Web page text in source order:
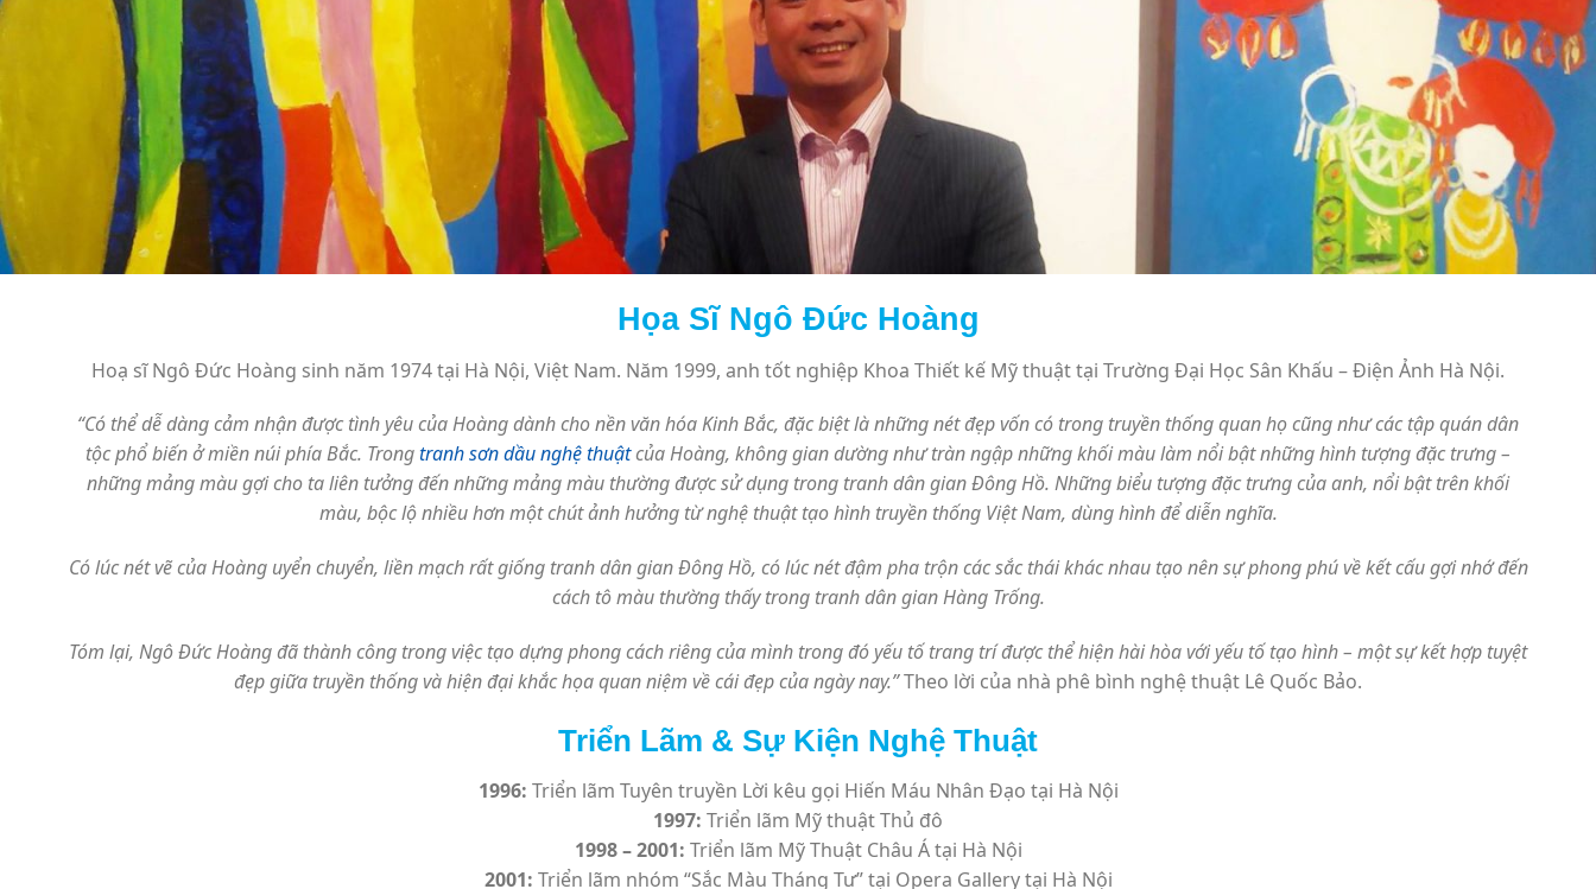
Họa Sĩ Ngô Đức Hoàng
Hoạ sĩ Ngô Đức Hoàng sinh năm 1974 tại Hà Nội, Việt Nam. Năm 1999, anh tốt nghiệp Khoa Thiết kế Mỹ thuật tại Trường Đại Học Sân Khấu – Điện Ảnh Hà Nội.
“Có thể dễ dàng cảm nhận được tình yêu của Hoàng dành cho nền văn hóa Kinh Bắc, đặc biệt là những nét đẹp vốn có trong truyền thống quan họ cũng như các tập quán dân
tộc phổ biến ở miền núi phía Bắc. Trongtranh sơn dầu nghệ thuậtcủa Hoàng, không gian dường như tràn ngập những khối màu làm nổi bật những hình tượng đặc trưng –
những mảng màu gợi cho ta liên tưởng đến những mảng màu thường được sử dụng trong tranh dân gian Đông Hồ. Những biểu tượng đặc trưng của anh, nổi bật trên khối
màu, bộc lộ nhiều hơn một chút ảnh hưởng từ nghệ thuật tạo hình truyền thống Việt Nam, dùng hình để diễn nghĩa.
Có lúc nét vẽ của Hoàng uyển chuyển, liền mạch rất giống tranh dân gian Đông Hồ, có lúc nét đậm pha trộn các sắc thái khác nhau tạo nên sự phong phú về kết cấu gợi nhớ đến
cách tô màu thường thấy trong tranh dân gian Hàng Trống.
Tóm lại, Ngô Đức Hoàng đã thành công trong việc tạo dựng phong cách riêng của mình trong đó yếu tố trang trí được thể hiện hài hòa với yếu tố tạo hình – một sự kết hợp tuyệt
đẹp giữa truyền thống và hiện đại khắc họa quan niệm về cái đẹp của ngày nay.”Theo lời của nhà phê bình nghệ thuật Lê Quốc Bảo.
Triển Lãm & Sự Kiện Nghệ Thuật
1996: Triển lãm Tuyên truyền Lời kêu gọi Hiến Máu Nhân Đạo tại Hà Nội
1997: Triển lãm Mỹ thuật Thủ đô
1998 – 2001: Triển lãm Mỹ Thuật Châu Á tại Hà Nội
2001: Triển lãm nhóm “Sắc Màu Tháng Tư” tại Opera Gallery tại Hà Nội